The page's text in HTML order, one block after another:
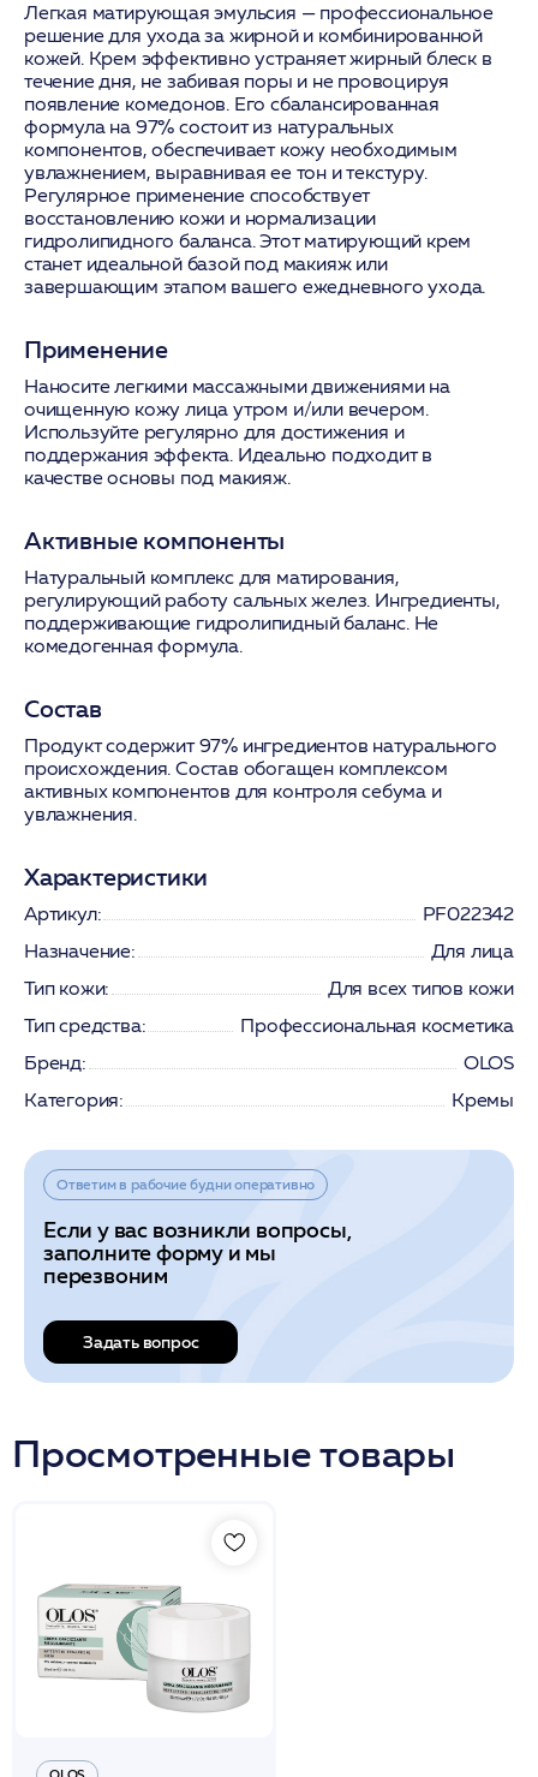
Легкая матирующая эмульсия — профессиональное
решение для ухода за жирной и комбинированной
кожей. Крем эффективно устраняет жирный блеск в
течение дня, не забивая поры и не провоцируя
появление комедонов. Его сбалансированная
формула на 97% состоит из натуральных
компонентов, обеспечивает кожу необходимым
увлажнением, выравнивая ее тон и текстуру.
Регулярное применение способствует
восстановлению кожи и нормализации
гидролипидного баланса. Этот матирующий крем
станет идеальной базой под макияж или
завершающим этапом вашего ежедневного ухода.
Применение
Наносите легкими массажными движениями на
очищенную кожу лица утром и/или вечером.
Используйте регулярно для достижения и
поддержания эффекта. Идеально подходит в
качестве основы под макияж.
Активные компоненты
Натуральный комплекс для матирования,
регулирующий работу сальных желез. Ингредиенты,
поддерживающие гидролипидный баланс. Не
комедогенная формула.
Состав
Продукт содержит 97% ингредиентов натурального
происхождения. Состав обогащен комплексом
активных компонентов для контроля себума и
увлажнения.
Характеристики
Артикул:
PF022342
Назначение:
Для лица
Тип кожи:
Для всех типов кожи
Тип средства:
Профессиональная косметика
Бренд:
OLOS
Категория:
Кремы
Ответим в рабочие будни оперативно
Если у вас возникли вопросы,
заполните форму и мы
перезвоним
Задать вопрос
Просмотренные товары